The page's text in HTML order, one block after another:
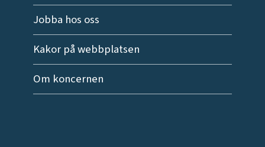
Jobba hos oss
Kakor på webbplatsen
Om koncernen